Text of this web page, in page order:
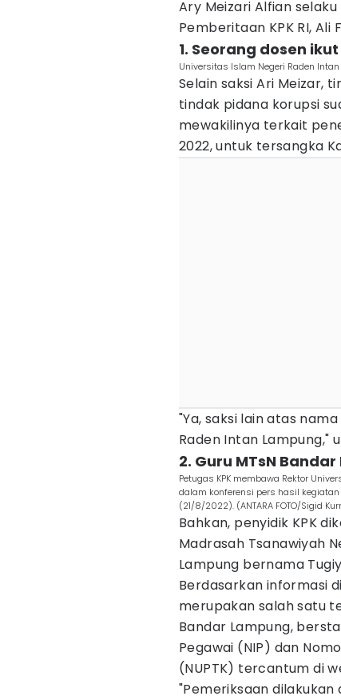
Ary Meizari Alfian
Pemberitaan KPK RI, Ali
1. Seorang dosen
Universitas Islam Negeri Raden
Selain saksi Ari Meizar,
tindak pidana korupsi
mewakilinya terkait
2022, untuk tersangka
"Ya, saksi lain atas
Raden Intan Lampung,"
2. Guru MTsN
Petugas KPK membawa Rektor
dalam konferensi pers hasil kegiatan
(21/8/2022). (ANTARA FOTO/Sigid
Bahkan, penyidik KPK
Madrasah Tsanawiyah
Lampung bernama
Berdasarkan informasi
merupakan salah satu
Bandar Lampung,
Pegawai (NIP) dan
(NUPTK) tercantum di
"Pemeriksaan dilakukan